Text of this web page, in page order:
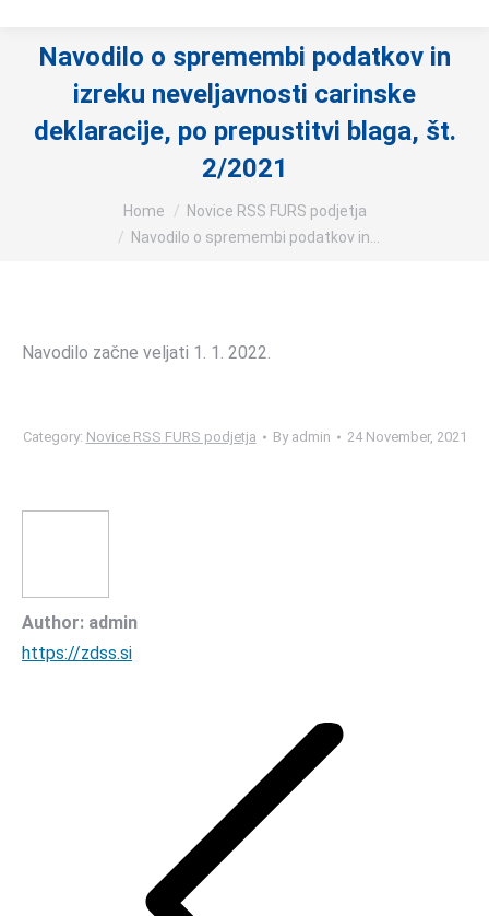
Navodilo o spremembi podatkov in
izreku neveljavnosti carinske
deklaracije, po prepustitvi blaga, št.
2/2021
Home
Novice RSS FURS podjetja
Navodilo o spremembi podatkov in…
Navodilo začne veljati 1. 1. 2022.
Category: Novice RSS FURS podjetja By admin 24 November, 2021
Author: admin
https://zdss.si